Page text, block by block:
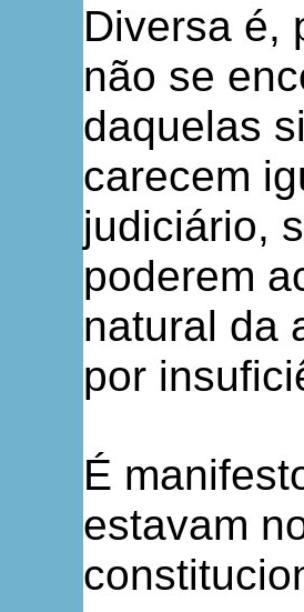
Diversa é,
não se
daquelas
carecem
judiciário,
poderem
natural da
por
É
estavam